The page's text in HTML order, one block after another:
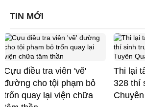
TIN MỚI
Cựu điều tra viên 'vẽ'
đường cho tội phạm bỏ
trốn quay lại viện chữa
Thi lại
328 thí